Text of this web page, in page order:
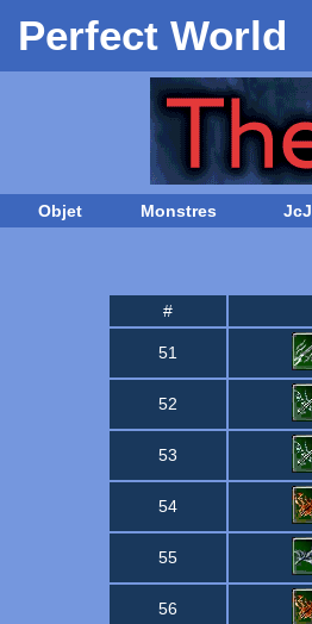
Perfect World
Objet Monstres JcJ
#
51
52
53
54
55
56